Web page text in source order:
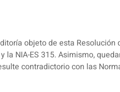
objeto de esta
NIA-ES 315. Asimismo,
contradictorio con las